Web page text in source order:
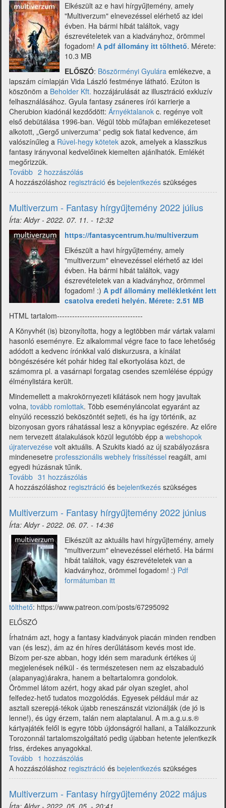
Elkészült az e havi hírgyűjtemény, amely
"Multiverzum" elnevezéssel elérhető az idei
évben. Ha bármi hibát találtok, vagy
észrevételetek van a kiadványhoz, örömmel
fogadom! A pdf állomány itt tölthető. Mérete:
10.3 MB
ELŐSZÓ: Böszörményi Gyulára emlékezve, a
lapszám címlapján Vida László festménye látható. Ezúton is
köszönöm a Beholder Kft. hozzájárulását az illusztráció exkluzív
felhasználásához. Gyula fantasy zsáneres írói karrierje a
Cherubion kiadónál kezdődött: Árnyéktalanok c. regénye volt
első debütálása 1996-ban. Végül több műfajban emlékezeteset
alkotott, „Gergő univerzuma” pedig sok fiatal kedvence, ám
valószínűleg a Rúvel-hegy kötetek azok, amelyek a klasszikus
fantasy irányvonal kedvelőinek kiemelten ajánlhatók. Emlékét
megőrizzük.
Tovább (Multiverzum
-
Fantasy
hírgyűjtemény
2022
augusztus)
2 hozzászólás
A hozzászóláshoz regisztráció és bejelentkezés szükséges
Multiverzum - Fantasy hírgyűjtemény 2022 július
Írta:Aldyr- 2022. 07. 11. - 12:32
https://fantasycentrum.hu/multiverzum
Elkészült a havi hírgyűjtemény, amely
"multiverzum" elnevezéssel elérhető az idei
évben. Ha bármi hibát találtok, vagy
észrevételetek van a kiadványhoz, örömmel
fogadom! :) A pdf állomány mellékletként lett
csatolva eredeti helyén. Mérete: 2.51 MB
HTML tartalom----------------------------------
A Könyvhét (is) bizonyította, hogy a legtöbben már vártak valami
hasonló eseményre. Ez alkalommal végre face to face lehetőség
adódott a kedvenc írónkkal való diskurzusra, a kínálat
böngészésére két pohár hideg ital elkortyolása közt, de
számomra pl. a vasárnapi forgatag csendes szemlélése éppúgy
élménylistára került.
Mindemellett a makrokörnyezeti kilátások nem hogy javultak
volna, tovább romlottak. Több eseményláncolat egyaránt az
elnyúló recesszió beköszöntét sejteti, és ha így történik, az
bizonyosan gyors ráhatással lesz a könyvpiac egészére. Az előre
nem tervezett átalakulások közül legutóbb épp a webshopok
újratervezése volt aktuális. A Szukits kiadó az új szabályozásra
mindenesetre professzionális webhely frissítéssel reagált, ami
egyedi húzásnak tűnik.
Tovább (Multiverzum
-
Fantasy
hírgyűjtemény
2022
július)
31 hozzászólás
A hozzászóláshoz regisztráció és bejelentkezés szükséges
Multiverzum - Fantasy hírgyűjtemény 2022 június
Írta:Aldyr- 2022. 06. 07. - 14:36
Elkészült az aktuális havi hírgyűjtemény, amely
"multiverzum" elnevezéssel elérhető. Ha bármi
hibát találtok, vagy észrevételetek van a
kiadványhoz, örömmel fogadom! :) Pdf
formátumban itt
tölthető: https://www.patreon.com/posts/67295092
ELŐSZÓ
Írhatnám azt, hogy a fantasy kiadványok piacán minden rendben
van (és lesz), ám az én híres derűlátásom kevés most ide.
Bízom per-sze abban, hogy idén sem maradunk értékes új
megjelenések nélkül - és természetesen nem az elszabaduló
(alapanyag)árakra, hanem a beltartalomra gondolok.
Örömmel látom azért, hogy akad pár olyan szeglet, ahol
felfedez-hető tudatos mozgolódás. Egyesek például már az
asztali szerepjá-tékok újabb reneszánszát vizionálják (de jó is
lenne!), és úgy érzem, talán nem alaptalanul. A m.a.g.u.s.®
kártyajáték felől is egyre több újdonságról hallani, a Találkozzunk
Torozonnál tartalomszolgáltató pedig újabban hetente jelentkezik
friss, érdekes anyagokkal.
Tovább (Multiverzum
-
Fantasy
hírgyűjtemény
2022
1 hozzászólás
A hozzászóláshoz regisztráció és bejelentkezés szükséges
Multiverzum - Fantasy hírgyűjtemény 2022 május
Írta: Aldyr- 2022. 05. 05. - 20:41